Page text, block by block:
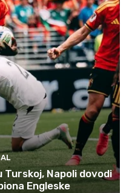
Turskoj, Napoli dovodi
Engleske